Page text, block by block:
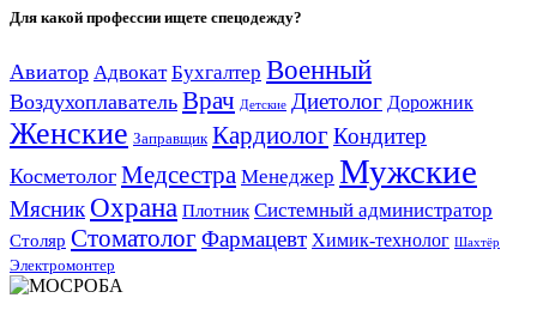
Для какой профессии ищете спецодежду?
Авиатор Адвокат Бухгалтер Военный
Воздухоплаватель Врач Детские Диетолог Дорожник
Женские Заправщик Кардиолог Кондитер
Косметолог Медсестра Менеджер Мужские
Мясник Охрана Плотник Системный администратор
Столяр Стоматолог Фармацевт Химик-технолог Шахтёр
Электромонтер